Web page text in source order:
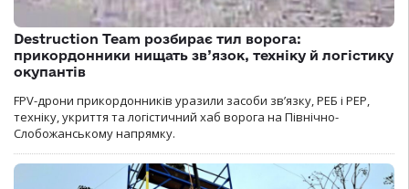
Destruction Team розбирає тил ворога:
прикордонники нищать зв’язок, техніку й логістику
окупантів
FPV-дрони прикордонників уразили засоби зв’язку, РЕБ і РЕР,
техніку, укриття та логістичний хаб ворога на Північно-
Слобожанському напрямку.